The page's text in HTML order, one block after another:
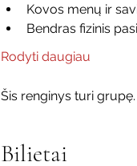
Kovos menų ir
Bendras fizinis
Rodyti daugiau
Šis renginys turi
Bilietai